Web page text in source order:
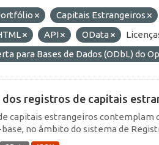
Capitais Estrangeiros
API OData
para Bases de Dados (ODbL) do
dos registros de capitais
capitais estrangeiros contemplam
no âmbito do sistema de